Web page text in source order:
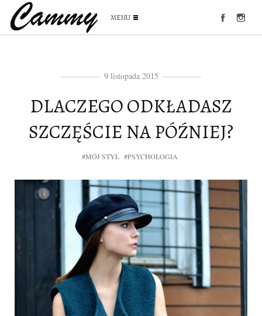
MENU
9 listopada 2015
DLACZEGO ODKŁADASZ
SZCZĘŚCIE NA PÓŹNIEJ?
#MÓJ STYL #PSYCHOLOGIA